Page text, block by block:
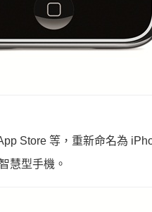
Store 等，重新命名為
慧型手機。